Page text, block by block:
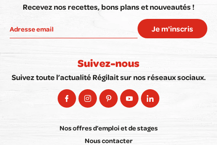
Recevez nos recettes, bons plans et nouveautés !
Je m'inscris
Suivez-nous
Suivez toute l’actualité Régilait sur nos réseaux sociaux.
Nos offres d’emploi et de stages
Nous contacter